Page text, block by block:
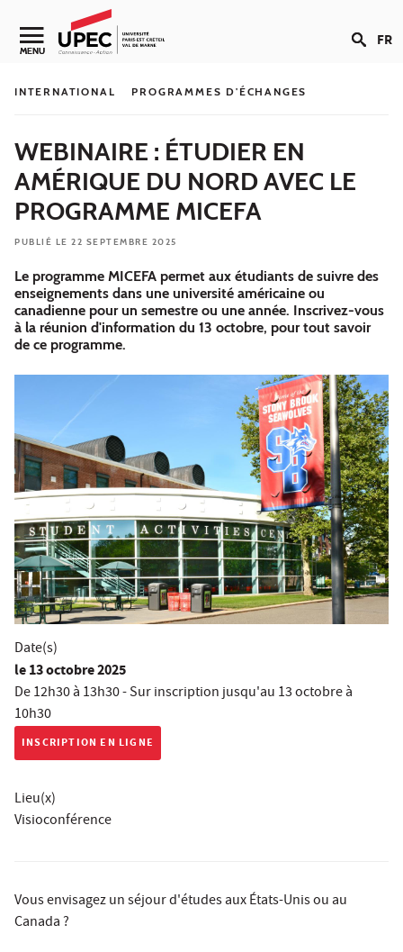
Aller au contenu
Navigation secondaire
MENU FR
INTERNATIONAL PROGRAMMES D'ÉCHANGES
WEBINAIRE : ÉTUDIER EN
AMÉRIQUE DU NORD AVEC LE
PROGRAMME MICEFA
PUBLIÉ LE 22 SEPTEMBRE 2025
Le programme MICEFA permet aux étudiants de suivre des
enseignements dans une université américaine ou
canadienne pour un semestre ou une année. Inscrivez-vous
à la réunion d'information du 13 octobre, pour tout savoir
de ce programme.
Date(s)
le13 octobre 2025
De 12h30 à 13h30 - Sur inscription jusqu'au 13 octobre à
10h30
INSCRIPTION EN LIGNE
Lieu(x)
Visioconférence
Vous envisagez un séjour d'études aux États-Unis ou au
Canada ?